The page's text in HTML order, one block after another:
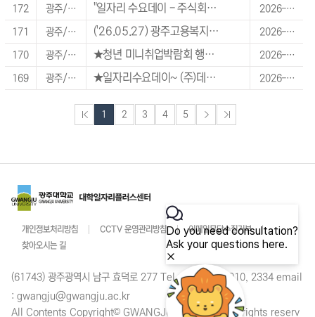
172 광주/전라/제주 지역 "일자리 수요데이 - 주식회사더원, (주)일강" 2026-05-27 ~ 2026-05-27
171 광주/전라/제주 지역 ('26.05.27) 광주고용복지+센터 일자리수요데이((주)지오메디칼 등) 2026-05-27 ~ 2026-05-27
170 광주/전라/제주 지역 ★청년 미니취업박람회 행사★ 2026-05-27 ~ 2026-05-27
169 광주/전라/제주 지역 ★일자리수요데이~ (주)데크카본 2026-05-21 ~ 2026-05-21
1 2 3 4 5
개인정보처리방침 CCTV 운영관리방침
이메일무단수집거부
찾아오시는 길
(61743) 광주광역시 남구 효덕로 277 Tel : 062 670 2910, 2334 email
: gwangju@gwangju.ac.kr
All Contents Copyright© GWANGJU University. All rights reserv